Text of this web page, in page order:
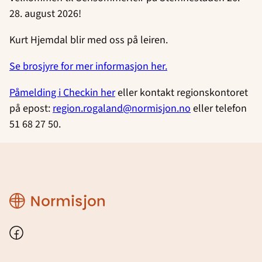
28. august 2026!
Kurt Hjemdal blir med oss på leiren.
Se brosjyre for mer informasjon her.
Påmelding i Checkin hereller kontakt regionskontoret
på epost: region.rogaland@normisjon.no eller telefon
51 68 27 50.
Region
Rogaland
Facebook